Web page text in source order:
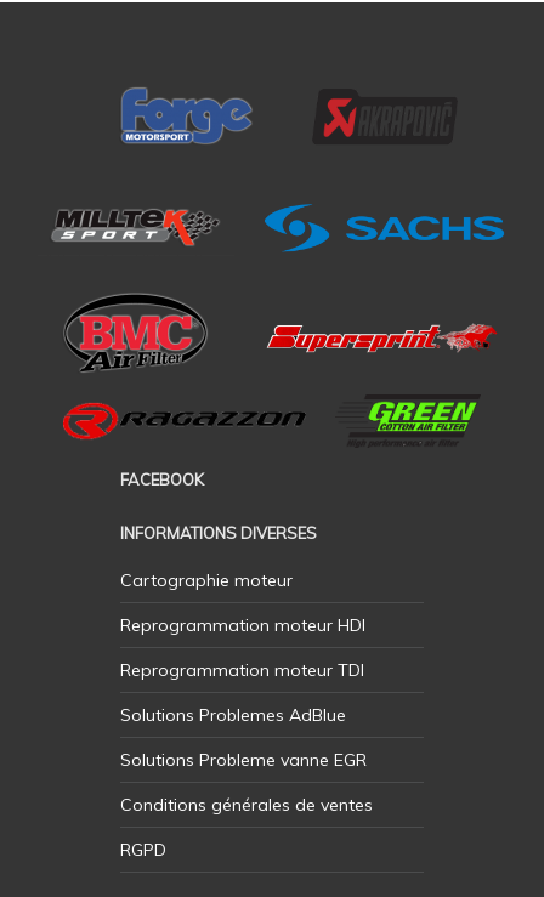
FACEBOOK
INFORMATIONS DIVERSES
Cartographie moteur
Reprogrammation moteur HDI
Reprogrammation moteur TDI
Solutions Problemes AdBlue
Solutions Probleme vanne EGR
Conditions générales de ventes
RGPD